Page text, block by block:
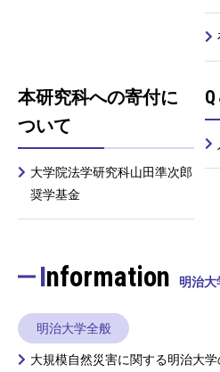
本研究科への寄付に
ついて
大学院法学研究科山田準次郎
奨学基金
Information 明治大
明治大学全般
大規模自然災害に関する明治大